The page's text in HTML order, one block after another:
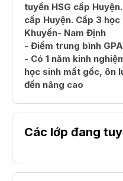
tuyển HSG cấp
cấp Huyện. Cấp 3
Khuyến- Nam Định
- Điểm trung bình
- Có 1 năm kinh
học sinh mất gốc, ôn
đến nâng cao
Các lớp đang